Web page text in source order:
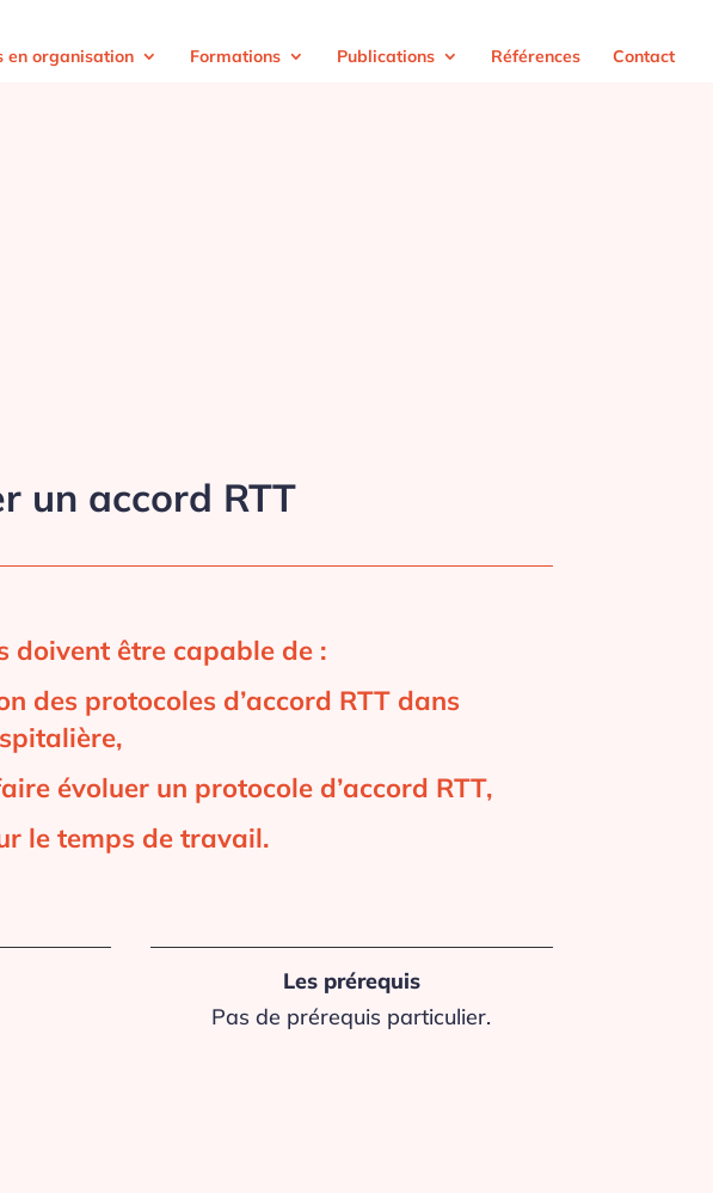
en organisation Formations Publications Références Contact
un accord RTT
doivent être capable de :
des protocoles d’accord RTT dans
évoluer un protocole d’accord RTT,
le temps de travail.
Les prérequis
Pas de prérequis particulier.